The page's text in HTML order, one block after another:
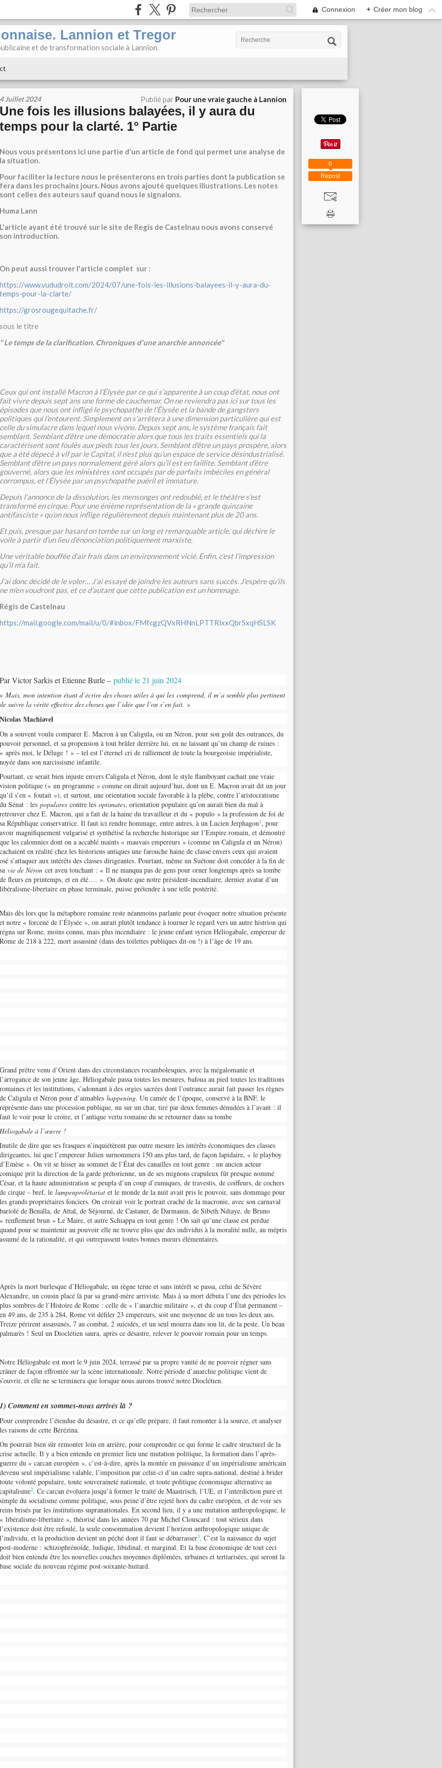
Connexion + Créer mon blog
Lannion et Tregor
et de transformation sociale à Lannion.
4 Juillet 2024 Publié par Pour une vraie gauche à Lannion
Une fois les illusions balayées, il y aura du
temps pour la clarté. 1° Partie
Nous vous présentons ici une partie d'un article de fond qui permet une analyse de
la situation.
Pour faciliter la lecture nous le présenterons en trois parties dont la publication se
fera dans les prochains jours. Nous avons ajouté quelques illustrations. Les notes
sont celles des auteurs sauf quand nous le signalons.
Huma Lann
L'article ayant été trouvé sur le site de Regis de Castelnau nous avons conservé
son introduction.
On peut aussi trouver l'article complet sur :
https://www.vududroit.com/2024/07/une-fois-les-illusions-balayees-il-y-aura-du-
temps-pour-la-clarte/
https://grosrougequitache.fr/
sous le titre
" Le temps de la clarification. Chroniques d'une anarchie annoncée"
Ceux qui ont installé Macron à l’Élysée par ce qui s’apparente à un coup d’état, nous ont
fait vivre depuis sept ans une forme de cauchemar. On ne reviendra pas ici sur tous les
épisodes que nous ont infligé le psychopathe de l’Élysée et la bande de gangsters
politiques qui l’entourent. Simplement on s’arrêtera à une dimension particulière qui est
celle du simulacre dans lequel nous vivons. Depuis sept ans, le système français fait
semblant. Semblant d’être une démocratie alors que tous les traits essentiels qui la
caractérisent sont foulés aux pieds tous les jours. Semblant d’être un pays prospère, alors
que a été dépecé à vif par le Capital, il n’est plus qu’un espace de service désindustrialisé.
Semblant d’être un pays normalement géré alors qu’il est en faillite. Semblant d’être
gouverné, alors que les ministères sont occupés par de parfaits imbéciles en général
corrompus, et l’Élysée par un psychopathe puéril et immature.
Depuis l’annonce de la dissolution, les mensonges ont redoublé, et le théâtre s’est
transformé en cirque. Pour une énième représentation de la « grande quinzaine
antifasciste » qu’on nous inflige régulièrement depuis maintenant plus de 20 ans.
Et puis, presque par hasard on tombe sur un long et remarquable article, qui déchire le
voile à partir d’un lieu d’énonciation politiquement marxiste.
Une véritable bouffée d’air frais dans un environnement vicié. Enfin, c’est l’impression
qu’il m’a fait.
J’ai donc décidé de le voler… J’ai essayé de joindre les auteurs sans succès. J’espère qu’ils
ne m’en voudront pas, et ce d’autant que cette publication est un hommage.
Régis de Castelnau
https://mail.google.com/mail/u/0/#inbox/FMfcgzQVxRHNnLPTTRlxxQbrSxqHSLSK
Par Victor Sarkis et Etienne Burle – publié le 21 juin 2024
« Mais, mon intention étant d’écrire des choses utiles à qui les comprend, il m’a semblé plus pertinent
de suivre la vérité effective des choses que l’idée que l’on s’en fait. »
Nicolas Machiavel
On a souvent voulu comparer E. Macron à un Caligula, ou un Néron, pour son goût des outrances, du
pouvoir personnel, et sa propension à tout brûler derrière lui, en ne laissant qu’un champ de ruines :
« après moi, le Déluge ! » – tel est l’éternel cri de ralliement de toute la bourgeoisie impérialiste,
noyée dans son narcissisme infantile.
Pourtant, ce serait bien injuste envers Caligula et Néron, dont le style flamboyant cachait une vraie
vision politique (« un programme » comme on dirait aujourd’hui, dont un E. Macron avait dit un jour
qu’il s’en « foutait »), et surtout, une orientation sociale favorable à la plèbe, contre l’aristocratisme
du Sénat : les populares contre les optimates, orientation populaire qu’on aurait bien du mal à
retrouver chez E. Macron, qui a fait de la haine du travailleur et du « populo » la profession de foi de
sa République conservatrice. Il faut ici rendre hommage, entre autres, à un Lucien Jerphagon1, pour
avoir magnifiquement vulgarisé et synthétisé la recherche historique sur l’Empire romain, et démontré
que les calomnies dont on a accablé maints « mauvais empereurs » (comme un Caligula et un Néron)
cachaient en réalité chez les historiens antiques une farouche haine de classe envers ceux qui avaient
osé s’attaquer aux intérêts des classes dirigeantes. Pourtant, même un Suétone doit concéder à la fin de
sa vie de Néron cet aveu touchant : « Il ne manqua pas de gens pour orner longtemps après sa tombe
de fleurs en printemps, et en été…. ». On doute que notre président-incendiaire, dernier avatar d’un
libéralisme-libertaire en phase terminale, puisse prétendre à une telle postérité.
Mais dès lors que la métaphore romaine reste néanmoins parlante pour évoquer notre situation présente
et notre « forcené de l’Élysée », on aurait plutôt tendance à tourner le regard vers un autre histrion qui
régna sur Rome, moins connu, mais plus incendiaire : le jeune enfant syrien Héliogabale, empereur de
Rome de 218 à 222, mort assassiné (dans des toilettes publiques dit-on !) à l’âge de 19 ans.
Grand prêtre venu d’Orient dans des circonstances rocambolesques, avec la mégalomanie et
l’arrogance de son jeune âge, Héliogabale passa toutes les mesures, bafoua au pied toutes les traditions
romaines et les institutions, s’adonnant à des orgies sacrées dont l’outrance aurait fait passer les règnes
de Caligula et Néron pour d’aimables happening. Un camée de l’époque, conservé à la BNF, le
représente dans une procession publique, nu sur un char, tiré par deux femmes dénudées à l’avant : il
faut le voir pour le croire, et l’antique vertu romaine du se retourner dans sa tombe
Héliogabale à l’œuvre !
Inutile de dire que ses frasques n’inquiétèrent pas outre mesure les intérêts économiques des classes
dirigeantes, lui que l’empereur Julien surnommera 150 ans plus tard, de façon lapidaire, « le playboy
d’Emèse ». On vit se hisser au sommet de l’État des canailles en tout genre : un ancien acteur
comique prit la direction de la garde prétorienne, un de ses mignons crapuleux fût presque nommé
César, et la haute administration se peupla d’un coup d’eunuques, de travestis, de coiffeurs, de cochers
de cirque – bref, le lumpenprolétariat et le monde de la nuit avait pris le pouvoir, sans dommage pour
les grands propriétaires fonciers. On croirait voir le portrait craché de la macronie, avec son carnaval
bariolé de Benalla, de Attal, de Séjourné, de Castaner, de Darmanin, de Sibeth Ndiaye, de Bruno
« renflement brun » Le Maire, et autre Schiappa en tout genre ! On sait qu’une classe est perdue
quand pour se maintenir au pouvoir elle ne trouve plus que des individus à la moralité nulle, au mépris
assumé de la rationalité, et qui outrepassent toutes bonnes mœurs élémentaires.
Après la mort burlesque d’Héliogabale, un règne terne et sans intérêt se passa, celui de Sévère
Alexandre, un cousin placé là par sa grand-mère arriviste. Mais à sa mort débuta l’une des périodes les
plus sombres de l’Histoire de Rome : celle de « l’anarchie militaire », et du coup d’État permanent –
en 49 ans, de 235 à 284, Rome vit défiler 23 empereurs, soit une moyenne de un tous les deux ans.
Treize périrent assassinés, 7 au combat, 2 suicidés, et un seul mourra dans son lit, de la peste. Un beau
palmarès ! Seul un Dioclétien saura, après ce désastre, relever le pouvoir romain pour un temps.
Notre Héliogabale est mort le 9 juin 2024, terrassé par sa propre vanité de ne pouvoir régner sans
crâner de façon effrontée sur la scène internationale. Notre période d’anarchie politique vient de
s’ouvrir, et elle ne se terminera que lorsque nous aurons trouvé notre Dioclétien.
1) Comment en sommes-nous arrivés là ?
Pour comprendre l’étendue du désastre, et ce qu’elle prépare, il faut remonter à la source, et analyser
les raisons de cette Bérézina.
On pourrait bien sûr remonter loin en arrière, pour comprendre ce qui forme le cadre structurel de la
crise actuelle. Il y a bien entendu en premier lieu une mutation politique, la formation dans l’après-
guerre du « carcan européen », c’est-à-dire, après la montée en puissance d’un impérialisme américain
devenu seul impérialisme valable, l’imposition par celui-ci d’un cadre supra-national, destiné à brider
toute volonté populaire, toute souveraineté nationale, et toute politique économique alternative au
capitalisme2. Ce carcan évoluera jusqu’à former le traité de Maastrisch, l’UE, et l’interdiction pure et
simple du socialisme comme politique, sous peine d’être rejeté hors du cadre européen, et de voir ses
reins brisés par les institutions supranationales. En second lieu, il y a une mutation anthropologique, le
« libéralisme-libertaire », théorisé dans les années 70 par Michel Clouscard : tout sérieux dans
l’existence doit être refoulé, la seule consommation devient l’horizon anthropologique unique de
l’individu, et la production devient un péché dont il faut se débarrasser3. C’est la naissance du sujet
post-moderne : schizophrénoïde, ludique, libidinal, et marginal. Et la base économique de tout ceci
doit bien entendu être les nouvelles couches moyennes diplômées, urbaines et tertiarisées, qui seront la
base sociale du nouveau régime post-soixante-huitard.
Repost
0